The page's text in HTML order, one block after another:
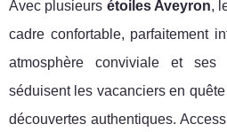
Avec plusieurs étoiles Aveyron,
cadre confortable, parfaitement
atmosphère conviviale et ses
séduisent les vacanciers en
découvertes authentiques.